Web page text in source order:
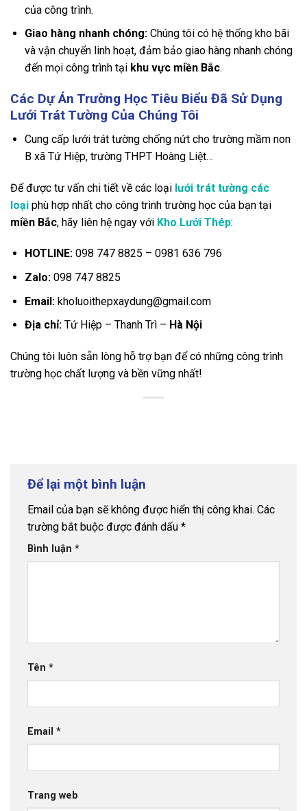
của công trình.
Giao hàng nhanh chóng:Chúng tôi có hệ thống kho bãi
và vận chuyển linh hoạt, đảm bảo giao hàng nhanh chóng
đến mọi công trình tại khu vực miền Bắc.
Các Dự Án Trường Học Tiêu Biểu Đã Sử Dụng
Lưới Trát Tường Của Chúng Tôi
Cung cấp lưới trát tường chống nứt cho trường mầm non
B xã Tứ Hiệp, trường THPT Hoàng Liệt…
Để được tư vấn chi tiết về các loại lưới trát tường các
loại phù hợp nhất cho công trình trường học của bạn tại
miền Bắc, hãy liên hệ ngay với Kho Lưới Thép:
HOTLINE:098 747 8825 – 0981 636 796
Zalo:098 747 8825
Email:kholuoithepxaydung@gmail.com
Địa chỉ:Tứ Hiệp – Thanh Trì – Hà Nội
Chúng tôi luôn sẵn lòng hỗ trợ bạn để có những công trình
trường học chất lượng và bền vững nhất!
Để lại một bình luận
Email của bạn sẽ không được hiển thị công khai. Các
trường bắt buộc được đánh dấu *
Bình luận *
Tên *
Email *
Trang web